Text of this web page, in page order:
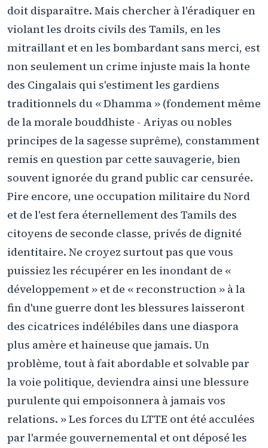
doit disparaître. Mais chercher à l'éradiquer en
violant les droits civils des Tamils, en les
mitraillant et en les bombardant sans merci, est
non seulement un crime injuste mais la honte
des Cingalais qui s'estiment les gardiens
traditionnels du « Dhamma » (fondement même
de la morale bouddhiste - Ariyas ou nobles
principes de la sagesse suprême), constamment
remis en question par cette sauvagerie, bien
souvent ignorée du grand public car censurée.
Pire encore, une occupation militaire du Nord
et de l'est fera éternellement des Tamils des
citoyens de seconde classe, privés de dignité
identitaire. Ne croyez surtout pas que vous
puissiez les récupérer en les inondant de «
développement » et de « reconstruction » à la
fin d'une guerre dont les blessures laisseront
des cicatrices indélébiles dans une diaspora
plus amère et haineuse que jamais. Un
problème, tout à fait abordable et solvable par
la voie politique, deviendra ainsi une blessure
purulente qui empoisonnera à jamais vos
relations. » Les forces du LTTE ont été acculées
par l'armée gouvernemental et ont déposé les